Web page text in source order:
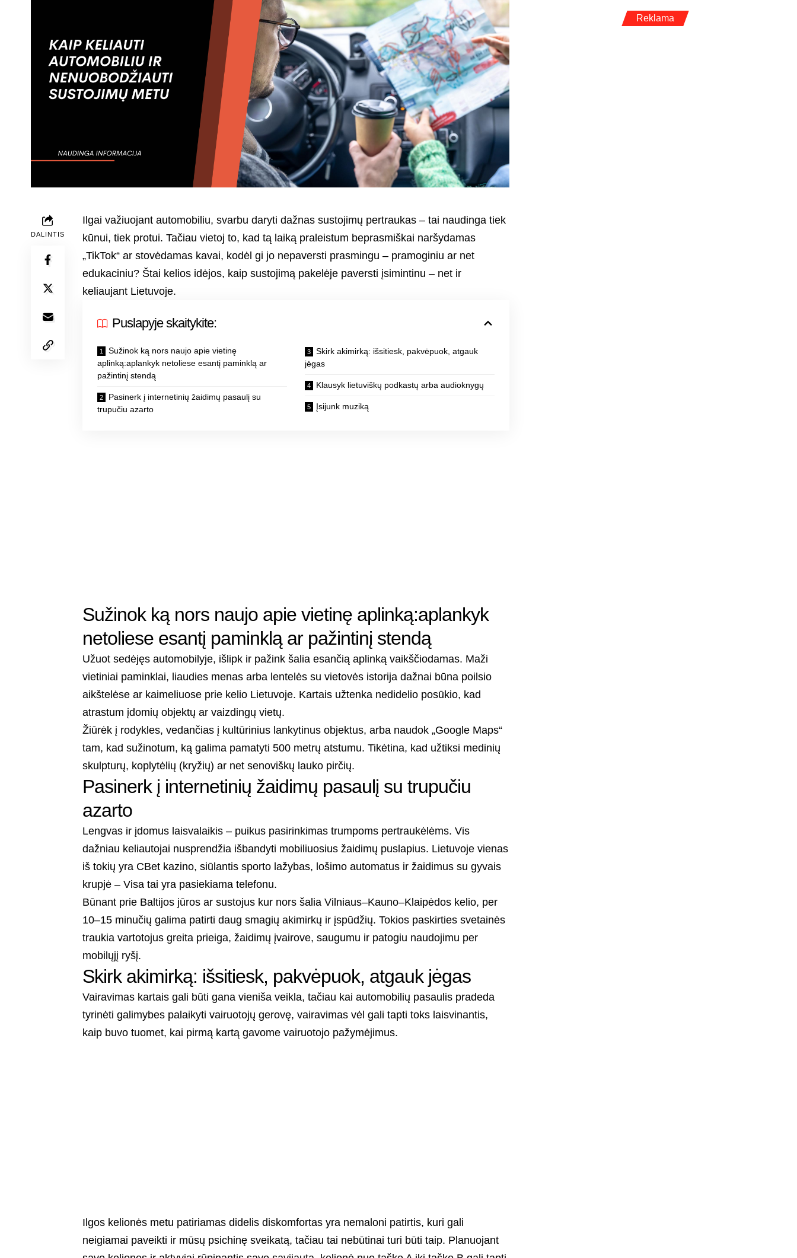
DALINTIS
Ilgai važiuojant automobiliu, svarbu daryti dažnas sustojimų pertraukas – tai naudinga tiek
kūnui, tiek protui. Tačiau vietoj to, kad tą laiką praleistum beprasmiškai naršydamas
„TikTok“ ar stovėdamas kavai, kodėl gi jo nepaversti prasmingu – pramoginiu ar net
edukaciniu? Štai kelios idėjos, kaip sustojimą pakelėje paversti įsimintinu – net ir
keliaujant Lietuvoje.
Puslapyje skaitykite:
Sužinok ką nors naujo apie vietinę
aplinką:aplankyk netoliese esantį paminklą ar
pažintinį stendą
Pasinerk į internetinių žaidimų pasaulį su
trupučiu azarto
Skirk akimirką: išsitiesk, pakvėpuok, atgauk
jėgas
Klausyk lietuviškų podkastų arba audioknygų
Įsijunk muziką
Sužinok ką nors naujo apie vietinę aplinką:aplankyk
netoliese esantį paminklą ar pažintinį stendą
Užuot sedėjęs automobilyje, išlipk ir pažink šalia esančią aplinką vaikščiodamas. Maži
vietiniai paminklai, liaudies menas arba lentelės su vietovės istorija dažnai būna poilsio
aikštelėse ar kaimeliuose prie kelio Lietuvoje. Kartais užtenka nedidelio posūkio, kad
atrastum įdomių objektų ar vaizdingų vietų.
Žiūrėk į rodykles, vedančias į kultūrinius lankytinus objektus, arba naudok „Google Maps“
tam, kad sužinotum, ką galima pamatyti 500 metrų atstumu. Tikėtina, kad užtiksi medinių
skulpturų, koplytėlių (kryžių) ar net senoviškų lauko pirčių.
Pasinerk į internetinių žaidimų pasaulį su trupučiu
azarto
Lengvas ir įdomus laisvalaikis – puikus pasirinkimas trumpoms pertraukėlėms. Vis
dažniau keliautojai nusprendžia išbandyti mobiliuosius žaidimų puslapius. Lietuvoje vienas
iš tokių yra CBet kazino, siūlantis sporto lažybas, lošimo automatus ir žaidimus su gyvais
krupjė – Visa tai yra pasiekiama telefonu.
Būnant prie Baltijos jūros ar sustojus kur nors šalia Vilniaus–Kauno–Klaipėdos kelio, per
10–15 minučių galima patirti daug smagių akimirkų ir įspūdžių. Tokios paskirties svetainės
traukia vartotojus greita prieiga, žaidimų įvairove, saugumu ir patogiu naudojimu per
mobilųjį ryšį.
Skirk akimirką: išsitiesk, pakvėpuok, atgauk jėgas
Vairavimas kartais gali būti gana vieniša veikla, tačiau kai automobilių pasaulis pradeda
tyrinėti galimybes palaikyti vairuotojų gerovę, vairavimas vėl gali tapti toks laisvinantis,
kaip buvo tuomet, kai pirmą kartą gavome vairuotojo pažymėjimus.
Ilgos kelionės metu patiriamas didelis diskomfortas yra nemaloni patirtis, kuri gali
neigiamai paveikti ir mūsų psichinę sveikatą, tačiau tai nebūtinai turi būti taip. Planuojant
Reklama